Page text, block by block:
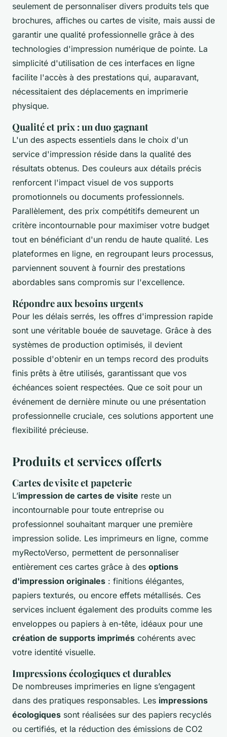
seulement de personnaliser divers produits tels que
brochures, affiches ou cartes de visite, mais aussi de
garantir une qualité professionnelle grâce à des
technologies d'impression numérique de pointe. La
simplicité d'utilisation de ces interfaces en ligne
facilite l'accès à des prestations qui, auparavant,
nécessitaient des déplacements en imprimerie
physique.
Qualité et prix : un duo gagnant
L'un des aspects essentiels dans le choix d'un
service d'impression réside dans la qualité des
résultats obtenus. Des couleurs aux détails précis
renforcent l'impact visuel de vos supports
promotionnels ou documents professionnels.
Parallèlement, des prix compétitifs demeurent un
critère incontournable pour maximiser votre budget
tout en bénéficiant d'un rendu de haute qualité. Les
plateformes en ligne, en regroupant leurs processus,
parviennent souvent à fournir des prestations
abordables sans compromis sur l'excellence.
Répondre aux besoins urgents
Pour les délais serrés, les offres d'impression rapide
sont une véritable bouée de sauvetage. Grâce à des
systèmes de production optimisés, il devient
possible d'obtenir en un temps record des produits
finis prêts à être utilisés, garantissant que vos
échéances soient respectées. Que ce soit pour un
événement de dernière minute ou une présentation
professionnelle cruciale, ces solutions apportent une
flexibilité précieuse.
Produits et services offerts
Cartes de visite et papeterie
L’impression de cartes de visite reste un
incontournable pour toute entreprise ou
professionnel souhaitant marquer une première
impression solide. Les imprimeurs en ligne, comme
myRectoVerso, permettent de personnaliser
entièrement ces cartes grâce à des options
d'impression originales : finitions élégantes,
papiers texturés, ou encore effets métallisés. Ces
services incluent également des produits comme les
enveloppes ou papiers à en-tête, idéaux pour une
création de supports imprimés cohérents avec
votre identité visuelle.
Impressions écologiques et durables
De nombreuses imprimeries en ligne s’engagent
dans des pratiques responsables. Les impressions
écologiques sont réalisées sur des papiers recyclés
ou certifiés, et la réduction des émissions de CO2